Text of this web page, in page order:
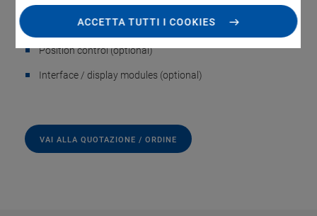
ACCETTA TUTTI I COOKIES
Output voltage range -30 to 130 V
Position control (optional)
Interface / display modules (optional)
VAI ALLA QUOTAZIONE / ORDINE